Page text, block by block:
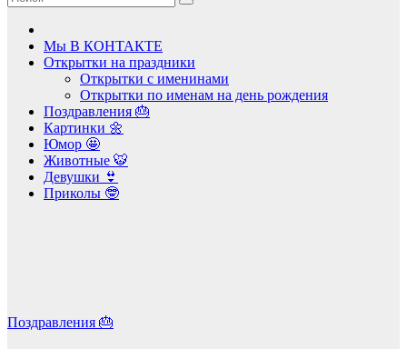
Мы В КОНТАКТЕ
Открытки на праздники
Открытки с именинами
Открытки по именам на день рождения
Поздравления 🎂
Картинки 🌼
Юмор 🤩
Животные 🐯
Девушки 👙
Приколы 🤓
Поздравления 🎂